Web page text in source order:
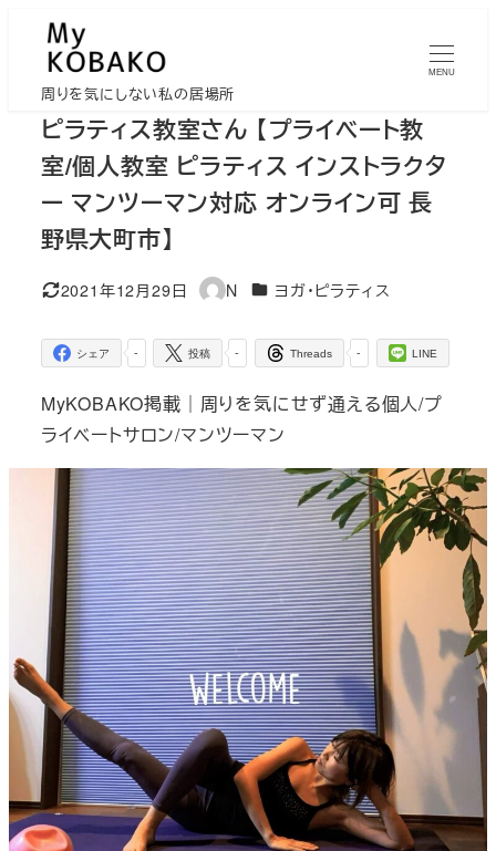
周りを気にしない私の居場所
MENU
ピラティス教室さん 【プライベート教
室/個人教室 ピラティス インストラクタ
ー マンツーマン対応 オンライン可 長
野県大町市】
更新日
2021年12月29日
著
N カテゴリー
ヨガ・ピラティス
-
シェア -
投稿 -
Threads LINE
MyKOBAKO掲載｜周りを気にせず通える個人/プ
ライベートサロン/マンツーマン